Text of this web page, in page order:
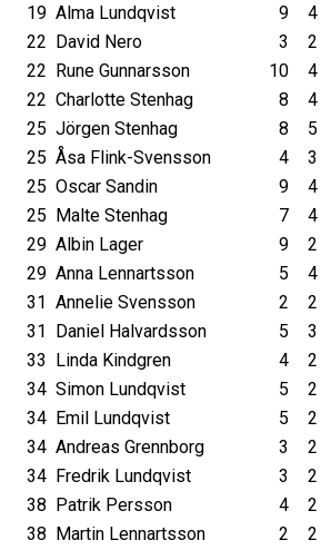
19 Alma Lundqvist 9 4
22 David Nero 3 2
22 Rune Gunnarsson 10 4
22 Charlotte Stenhag 8 4
25 Jörgen Stenhag 8 5
25 Åsa Flink-Svensson 4 3
25 Oscar Sandin 9 4
25 Malte Stenhag 7 4
29 Albin Lager 9 2
29 Anna Lennartsson 5 4
31 Annelie Svensson 2 2
31 Daniel Halvardsson 5 3
33 Linda Kindgren 4 2
34 Simon Lundqvist 5
2
34 Emil Lundqvist 5
2
34 Andreas Grennborg 3 2
34 Fredrik Lundqvist 3 2
38 Patrik Persson 4
2
38 Martin Lennartsson 2 2